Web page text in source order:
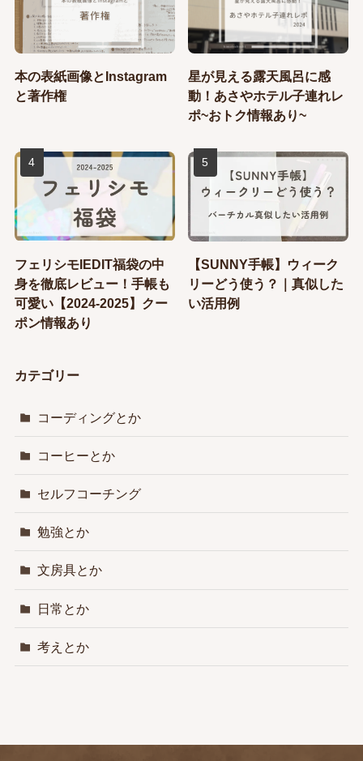
本の表紙画像とInstagram
と著作権
星が見える露天風呂に感
動！あさやホテル子連れレ
ポ~おトク情報あり~
フェリシモIEDIT福袋の中
身を徹底レビュー！手帳も
可愛い【2024-2025】クー
ポン情報あり
【SUNNY手帳】ウィーク
リーどう使う？｜真似した
い活用例
カテゴリー
コーディングとか
コーヒーとか
セルフコーチング
勉強とか
文房具とか
日常とか
考えとか